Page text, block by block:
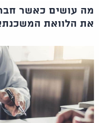
מה עושים כאשר
את הלוואת